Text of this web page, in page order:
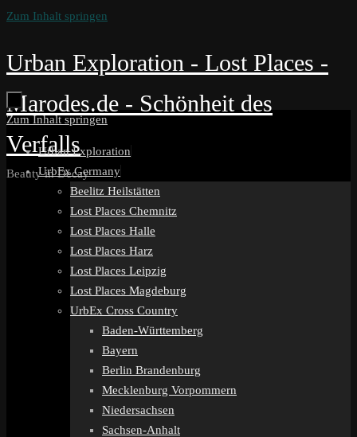
Zum Inhalt springen
Urban Exploration - Lost Places -
Marodes.de - Schönheit des
Verfalls
Beauty in Decay
Zum Inhalt springen
Urban Exploration
UrbEx Germany
Beelitz Heilstätten
Lost Places Chemnitz
Lost Places Halle
Lost Places Harz
Lost Places Leipzig
Lost Places Magdeburg
UrbEx Cross Country
Baden-Württemberg
Bayern
Berlin Brandenburg
Mecklenburg Vorpommern
Niedersachsen
Sachsen-Anhalt